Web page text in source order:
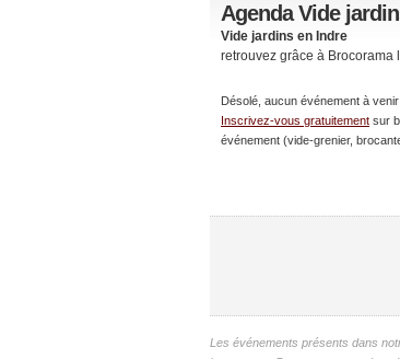
Agenda Vide
Vide jardins en Indre
retrouvez grâce à Brocorama
Désolé, aucun événement à
Inscrivez-vous gratuitement sur
événement (vide-grenier,
Les événements présents dans